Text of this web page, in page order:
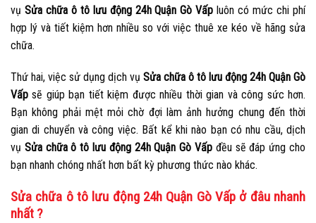
vụ Sửa chữa ô tô lưu động 24h Quận Gò Vấp luôn có mức chi phí
hợp lý và tiết kiệm hơn nhiều so với việc thuê xe kéo về hãng sửa
chữa.
Thứ hai, việc sử dụng dịch vụ Sửa chữa ô tô lưu động 24h Quận Gò
Vấpsẽ giúp bạn tiết kiệm được nhiều thời gian và công sức hơn.
Bạn không phải mệt mỏi chờ đợi làm ảnh hưởng chung đến thời
gian di chuyển và công việc. Bất kể khi nào bạn có nhu cầu, dịch
vụ Sửa chữa ô tô lưu động 24h Quận Gò Vấp đều sẽ đáp ứng cho
bạn nhanh chóng nhất hơn bất kỳ phương thức nào khác.
Sửa chữa ô tô lưu động 24h Quận Gò Vấp ở đâu nhanh
nhất ?